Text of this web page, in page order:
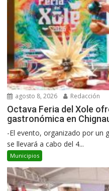
agosto 8, 2026 Redacción
Octava Feria del Xole
gastronómica en
-El evento, organizado por un
se llevará a cabo del 4...
Municipios